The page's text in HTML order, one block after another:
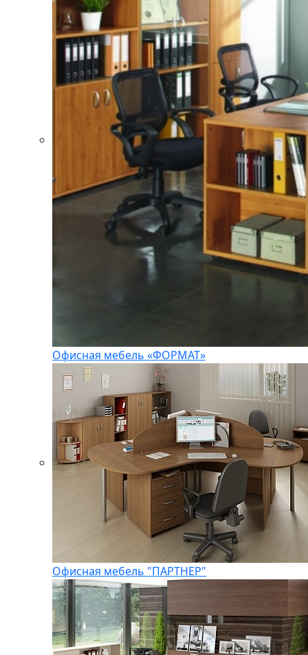
Офисная мебель «ФОРМАТ»
Офисная мебель "ПАРТНЕР"